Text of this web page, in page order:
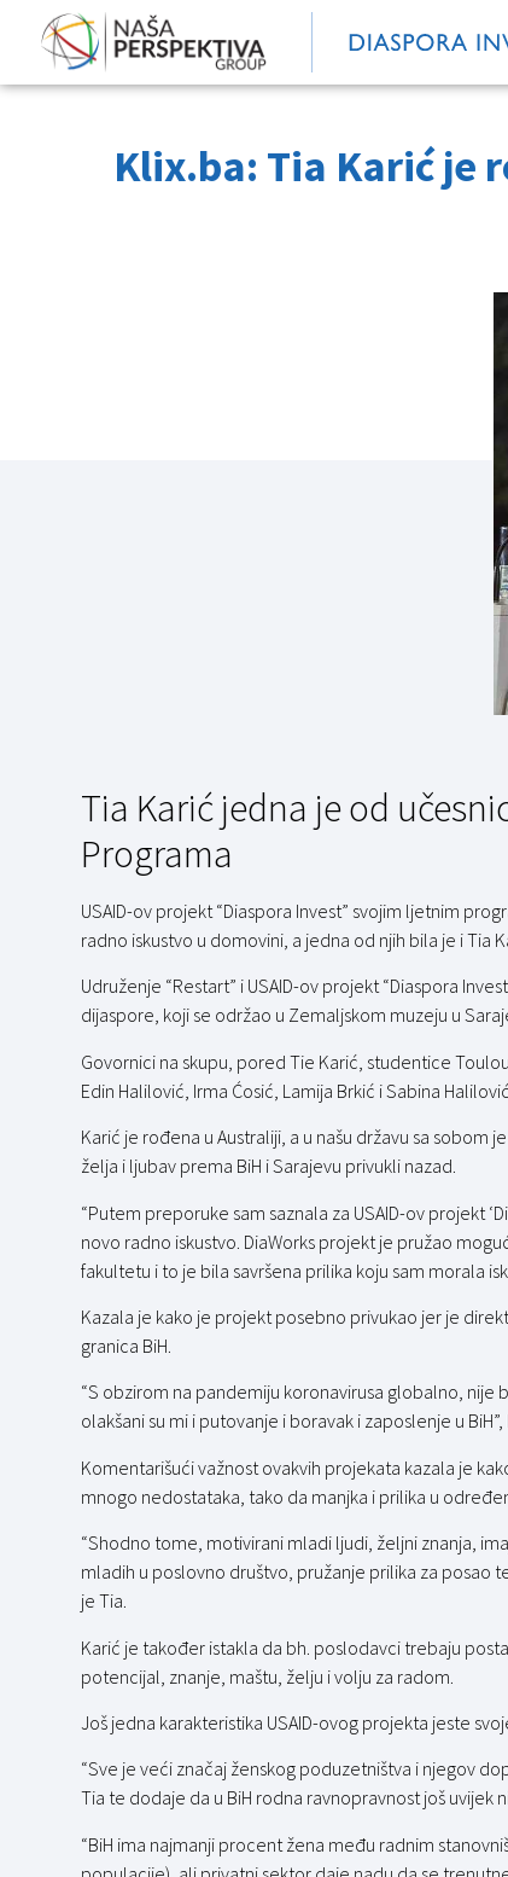
Klix.ba: Tia Karić je
Tia Karić jedna je od
Programa
USAID-ov projekt “Diaspora Invest” svojim ljetnim
radno iskustvo u domovini, a jedna od njih bila je i Tia
Udruženje “Restart” i USAID-ov projekt “Diaspora
dijaspore, koji se održao u Zemaljskom muzeju u
Govornici na skupu, pored Tie Karić, studentice
Edin Halilović, Irma Ćosić, Lamija Brkić i Sabina Halilović.
Karić je rođena u Australiji, a u našu državu sa sobom
želja i ljubav prema BiH i Sarajevu privukli nazad.
“Putem preporuke sam saznala za USAID-ov projekt
novo radno iskustvo. DiaWorks projekt je pružao
fakultetu i to je bila savršena prilika koju sam morala
Kazala je kako je projekt posebno privukao jer je
granica BiH.
“S obzirom na pandemiju koronavirusa globalno, nije
olakšani su mi i putovanje i boravak i zaposlenje u BiH”,
Komentarišući važnost ovakvih projekata kazala je
mnogo nedostataka, tako da manjka i prilika u
“Shodno tome, motivirani mladi ljudi, željni znanja,
mladih u poslovno društvo, pružanje prilika za posao
je Tia.
Karić je također istakla da bh. poslodavci trebaju
potencijal, znanje, maštu, želju i volju za radom.
Još jedna karakteristika USAID-ovog projekta jeste
“Sve je veći značaj ženskog poduzetništva i njegov
Tia te dodaje da u BiH rodna ravnopravnost još uvijek
“BiH ima najmanji procent žena među radnim